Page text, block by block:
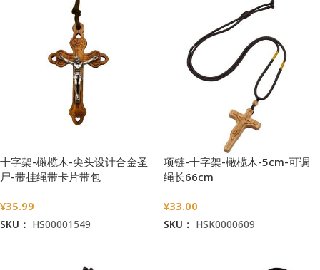
十字架-橄榄木-尖头设计合金圣
尸-带挂绳带卡片带包
¥35.99
SKU： HS00001549
项链-十字架-橄榄木-5cm-可调
绳长66cm
¥33.00
SKU： HSK0000609